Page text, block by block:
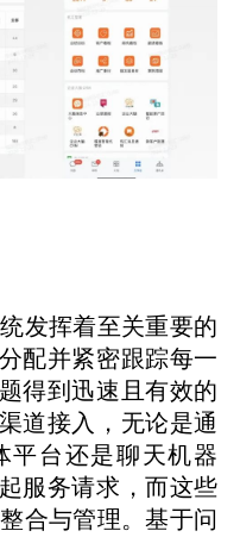
发挥着至关重要的
配并紧密跟踪每一
得到迅速且有效的
道接入，无论是通
平台还是聊天机器
服务请求，而这些
合与管理。基于问